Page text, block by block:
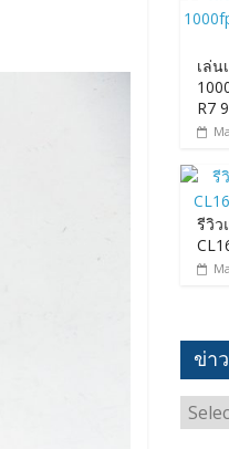
เล่น
R7
รีวิว
ข่า
ข่าว
ย้อน